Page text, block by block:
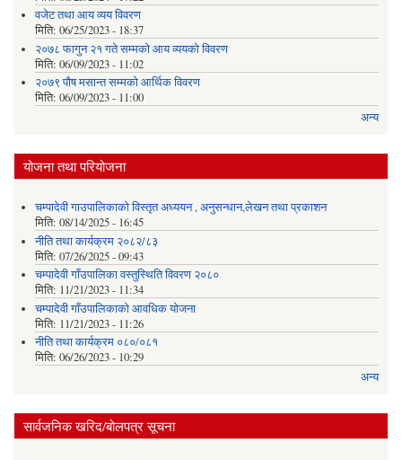
वजेट तथा आय व्यय विवरण
मिति: 06/25/2023 - 18:37
२०७८ फागुन २१ गते सम्मको आय व्ययको विवरण
मिति: 06/09/2023 - 11:02
२०७९ पौष मसान्त सम्मको आर्थिक विवरण
मिति: 06/09/2023 - 11:00
अन्य
योजना तथा परियोजना
चम्पादेवी गाउपालिकाको विस्तृत अध्ययन , अनुसन्धान,लेखन तथा प्रकाशन
मिति: 08/14/2025 - 16:45
नीति तथा कार्यक्रम २०८२/८३
मिति: 07/26/2025 - 09:43
चम्पादेवी गाँउपालिका वस्तुस्थिति विवरण २०८०
मिति: 11/21/2023 - 11:34
चम्पादेवी गाँउपालिकाकाे आवधिक योजना
मिति: 11/21/2023 - 11:26
नीति तथा कार्यक्रम ०८०/०८१
मिति: 06/26/2023 - 10:29
अन्य
सार्वजनिक खरिद/बोलपत्र सूचना